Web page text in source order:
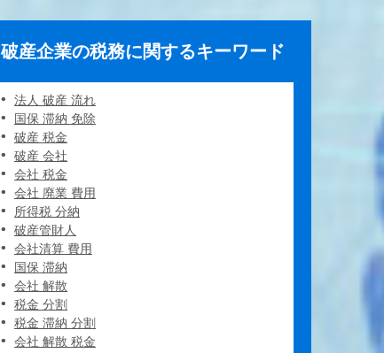
破産企業の税務に関するキーワード
法人 破産 流れ
国保 滞納 免除
破産 税金
破産 会社
会社 税金
会社 廃業 費用
所得税 分納
破産管財人
会社清算 費用
国保 滞納
会社 解散
税金 分割
税金 滞納 分割
会社 解散 税金